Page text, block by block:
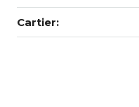
Cartier: